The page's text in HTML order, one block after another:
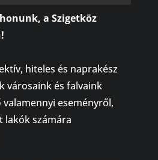
a Szigetköz
hiteles és naprakész
városaink és falvaink
eseményről,
lakók számára